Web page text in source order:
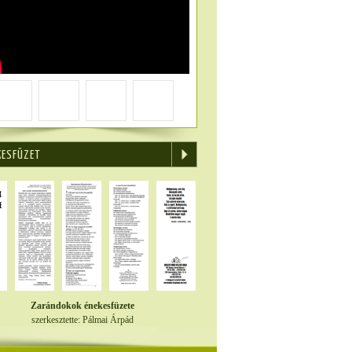
Zarándokok énekesfüzete
szerkesztette: Pálmai Árpád